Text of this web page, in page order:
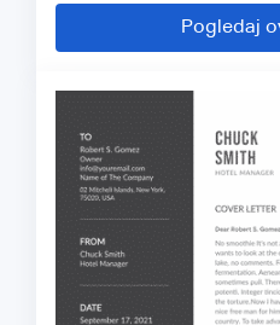
Pogledaj